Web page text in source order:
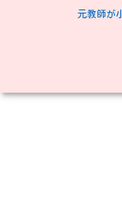
元教師が